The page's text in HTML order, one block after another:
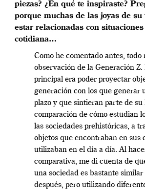
piezas? ¿En qué te inspiraste?
porque muchas de las joyas de su
estar relacionadas con
cotidiana…
Como he comentado antes, todo
observación de la Generación
principal era poder proyectar
generación con los que generar
plazo y que sintieran parte de
comparación de cómo estudian
las sociedades prehistóricas, a
objetos que encontraban en sus
utilizaban en el día a día. Al
comparativa, me di cuenta de
una sociedad es bastante
después, pero utilizando